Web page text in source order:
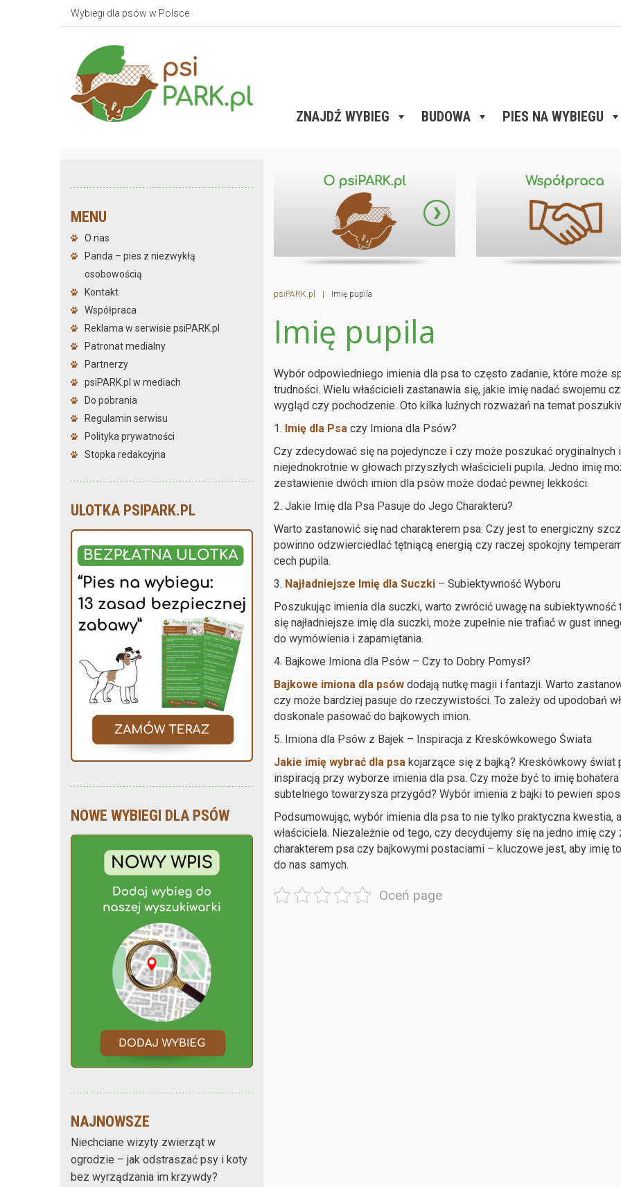
Wybiegi dla psów w Polsce
ZNAJDŹ WYBIEG BUDOWA PIES NA WYBIEGU
MENU
O nas
Panda – pies z niezwykłą
osobowością
Kontakt
Współpraca
Reklama w serwisie psiPARK.pl
Patronat medialny
Partnerzy
psiPARK.pl w mediach
Do pobrania
Regulamin serwisu
Polityka prywatności
Stopka redakcyjna
ULOTKA PSIPARK.PL
NOWE WYBIEGI DLA PSÓW
NAJNOWSZE
Niechciane wizyty zwierząt w
ogrodzie – jak odstraszać psy i koty
bez wyrządzania im krzywdy?
psiPARK.pl Imię pupila
Imię pupila
Wybór odpowiedniego imienia dla psa to często zadanie, które może
trudności. Wielu właścicieli zastanawia się, jakie imię nadać swojemu
wygląd czy pochodzenie. Oto kilka luźnych rozważań na temat
1. Imię dla Psaczy Imiona dla Psów?
Czy zdecydować się na pojedyncze iczy może poszukać oryginalnych
niejednokrotnie w głowach przyszłych właścicieli pupila. Jedno imię
zestawienie dwóch imion dla psów może dodać pewnej lekkości.
2. Jakie Imię dla Psa Pasuje do Jego Charakteru?
Warto zastanowić się nad charakterem psa. Czy jest to energiczny
powinno odzwierciedlać tętniącą energią czy raczej spokojny
cech pupila.
3. Najładniejsze Imię dla Suczki– Subiektywność Wyboru
Poszukując imienia dla suczki, warto zwrócić uwagę na subiektywność
się najładniejsze imię dla suczki, może zupełnie nie trafiać w gust
do wymówienia i zapamiętania.
4. Bajkowe Imiona dla Psów – Czy to Dobry Pomysł?
Bajkowe imiona dla psówdodają nutkę magii i fantazji. Warto
czy może bardziej pasuje do rzeczywistości. To zależy od upodobań
doskonale pasować do bajkowych imion.
5. Imiona dla Psów z Bajek – Inspiracja z Kreskówkowego Świata
Jakie imię wybrać dla psakojarzące się z bajką? Kreskówkowy świat
inspiracją przy wyborze imienia dla psa. Czy może być to imię
subtelnego towarzysza przygód? Wybór imienia z bajki to pewien
Podsumowując, wybór imienia dla psa to nie tylko praktyczna
właściciela. Niezależnie od tego, czy decydujemy się na jedno imię
charakterem psa czy bajkowymi postaciami – kluczowe jest, aby imię
do nas samych.
Oceń page